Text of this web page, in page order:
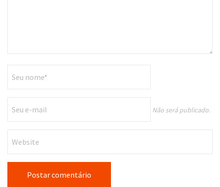
Não será publicado.